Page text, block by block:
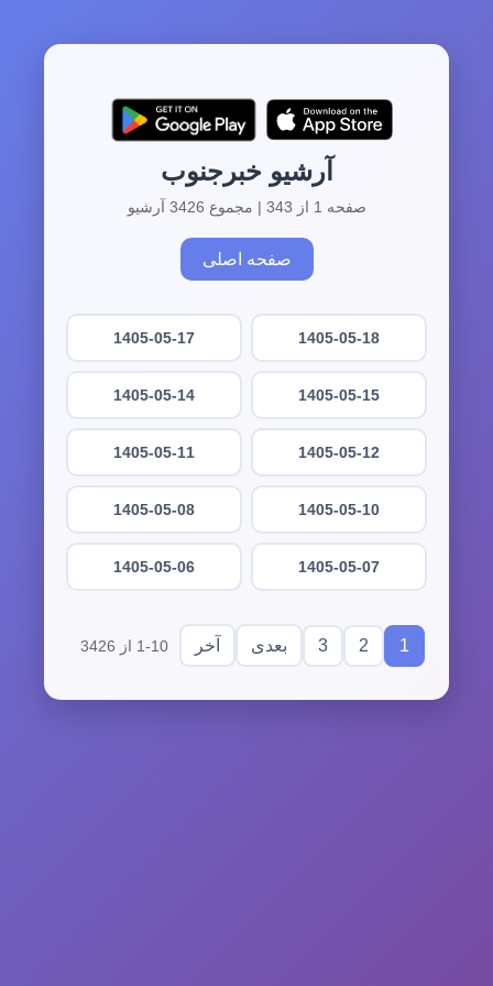
آرشیو خبرجنوب
صفحه 1 از 343 | مجموع 3426 آرشیو
صفحه اصلی
1405-05-18
1405-05-17
1405-05-15
1405-05-14
1405-05-12
1405-05-11
1405-05-10
1405-05-08
1405-05-07
1405-05-06
1
2
3 بعدی آخر 1-10 از 3426